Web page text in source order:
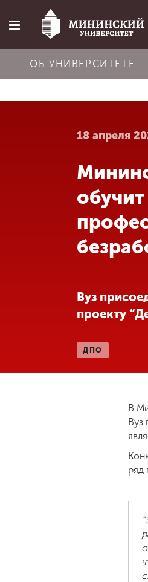
Главная
Об университете
Абитуриенту
Обучение
Международная
деятельность
Другие виды
деятельности
ОБ УНИВЕРСИТЕТЕ
18 апреля
Вуз
проекту
ДПО
В
Вуз
ряд